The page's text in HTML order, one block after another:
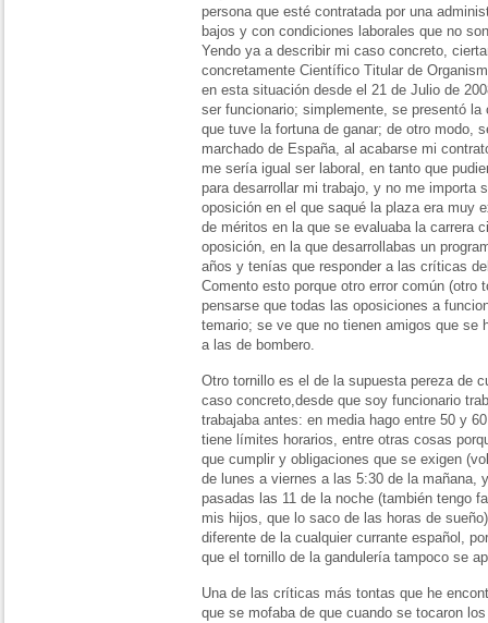
persona que esté contratada por una
bajos y con condiciones laborales que no
Yendo ya a describir mi caso concreto,
concretamente Científico Titular de
en esta situación desde el 21 de Julio de
ser funcionario; simplemente, se presentó la
que tuve la fortuna de ganar; de otro modo,
marchado de España, al acabarse mi
me sería igual ser laboral, en tanto que
para desarrollar mi trabajo, y no me importa
oposición en el que saqué la plaza era muy
de méritos en la que se evaluaba la carrera
oposición, en la que desarrollabas un
años y tenías que responder a las críticas
Comento esto porque otro error común (otro
pensarse que todas las oposiciones a
temario; se ve que no tienen amigos que se
a las de bombero.
Otro tornillo es el de la supuesta pereza de
caso concreto,desde que soy funcionario
trabajaba antes: en media hago entre 50 y
tiene límites horarios, entre otras cosas
que cumplir y obligaciones que se exigen
de lunes a viernes a las 5:30 de la mañana,
pasadas las 11 de la noche (también tengo
mis hijos, que lo saco de las horas de
diferente de la cualquier currante español,
que el tornillo de la gandulería tampoco se
Una de las críticas más tontas que he
que se mofaba de que cuando se tocaron